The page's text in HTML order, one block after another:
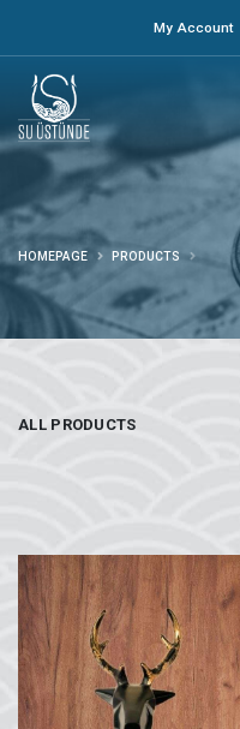
My Account
HOMEPAGE PRODUCTS
ALL PRODUCTS